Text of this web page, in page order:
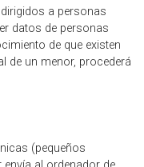
a personas
datos de personas
de que existen
de un menor, procederá
(pequeños